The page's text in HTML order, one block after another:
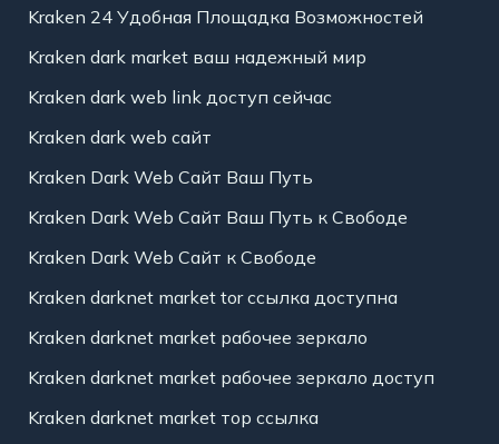
Kraken 24 Удобная Площадка Возможностей
Kraken dark market ваш надежный мир
Kraken dark web link доступ сейчас
Kraken dark web сайт
Kraken Dark Web Сайт Ваш Путь
Kraken Dark Web Сайт Ваш Путь к Свободе
Kraken Dark Web Сайт к Свободе
Kraken darknet market tor ссылка доступна
Kraken darknet market рабочее зеркало
Kraken darknet market рабочее зеркало доступ
Kraken darknet market тор ссылка